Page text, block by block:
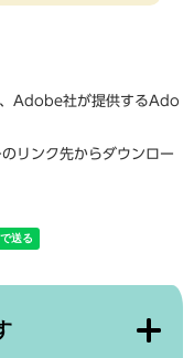
、Adobe社が提供するAdo
リンク先からダウンロー